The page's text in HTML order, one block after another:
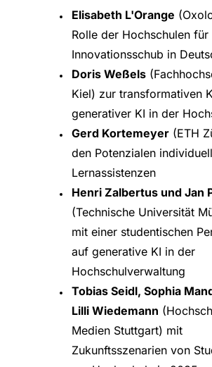
Elisabeth L'Orange
Rolle der Hochschulen
Innovationsschub in
Doris Weßels
Kiel) zur transformativen
generativer KI in der
Gerd Kortemeyer (ETH
den Potenzialen
Lernassistenzen
Henri Zalbertus und Jan
(Technische Universität
mit einer studentischen
auf generative KI in der
Hochschulverwaltung
Tobias Seidl, Sophia
Lilli Wiedemann
Medien Stuttgart) mit
Zukunftsszenarien von